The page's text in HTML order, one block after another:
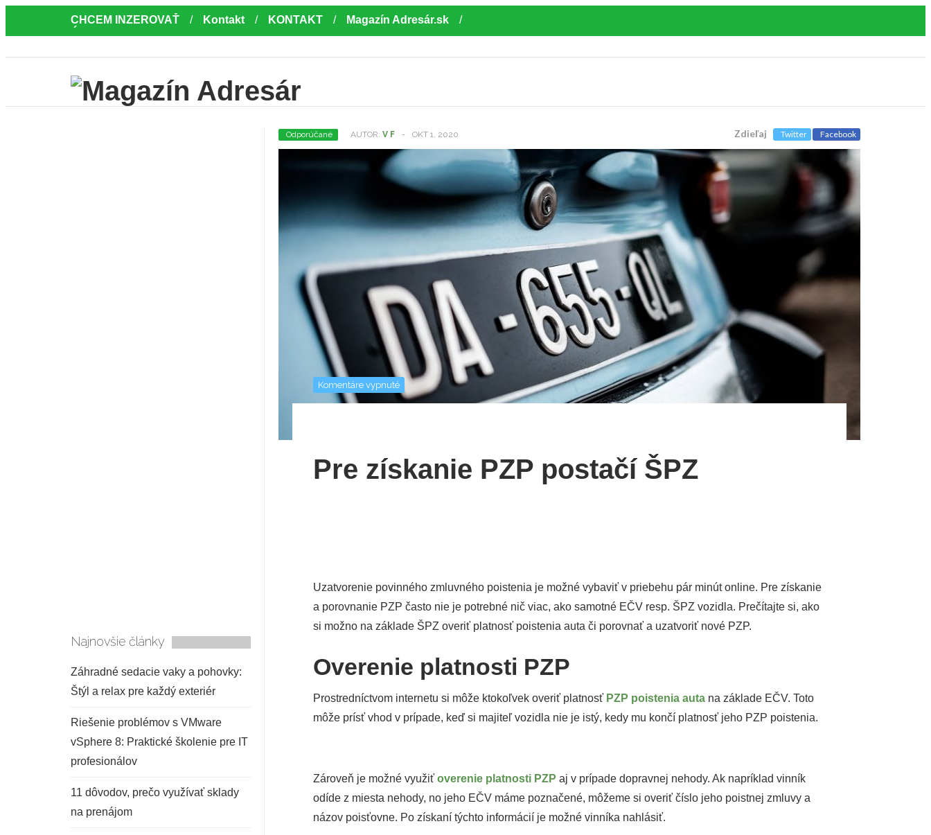
CHCEM INZEROVAŤ Kontakt KONTAKT
Magazín Adresár.sk
Odporúčané AUTOR: V F - OKT 1, 2020 Zdieľaj Twitter Facebook
Komentáre vypnuténa
Pre
získanie
Pre získanie PZP postačí ŠPZ
Uzatvorenie povinného zmluvného poistenia je možné vybaviť v priebehu pár minút online. Pre získanie
a porovnanie PZP často nie je potrebné nič viac, ako samotné EČV resp. ŠPZ vozidla. Prečítajte si, ako
si možno na základe ŠPZ overiť platnosť poistenia auta či porovnať a uzatvoriť nové PZP.
Overenie platnosti PZP
Prostredníctvom internetu si môže ktokoľvek overiť platnosť PZP poistenia auta na základe EČV. Toto
môže prísť vhod v prípade, keď si majiteľ vozidla nie je istý, kedy mu končí platnosť jeho PZP poistenia.
Zároveň je možné využiť overenie platnosti PZP aj v prípade dopravnej nehody. Ak napríklad vinník
odíde z miesta nehody, no jeho EČV máme poznačené, môžeme si overiť číslo jeho poistnej zmluvy a
názov poisťovne. Po získaní týchto informácií je možné vinníka nahlásiť.
Najnovšie články
Záhradné sedacie vaky a pohovky:
Štýl a relax pre každý exteriér
Riešenie problémov s VMware
vSphere 8: Praktické školenie pre IT
profesionálov
11 dôvodov, prečo využívať sklady
na prenájom